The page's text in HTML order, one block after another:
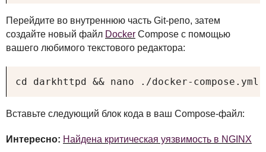
Перейдите во внутреннюю часть Git-репо, затем
создайте новый файл Docker Compose с помощью
вашего любимого текстового редактора:
cd darkhttpd && nano ./docker-compose.yml
Вставьте следующий блок кода в ваш Compose-файл:
Интересно: Найдена критическая уязвимость в NGINX